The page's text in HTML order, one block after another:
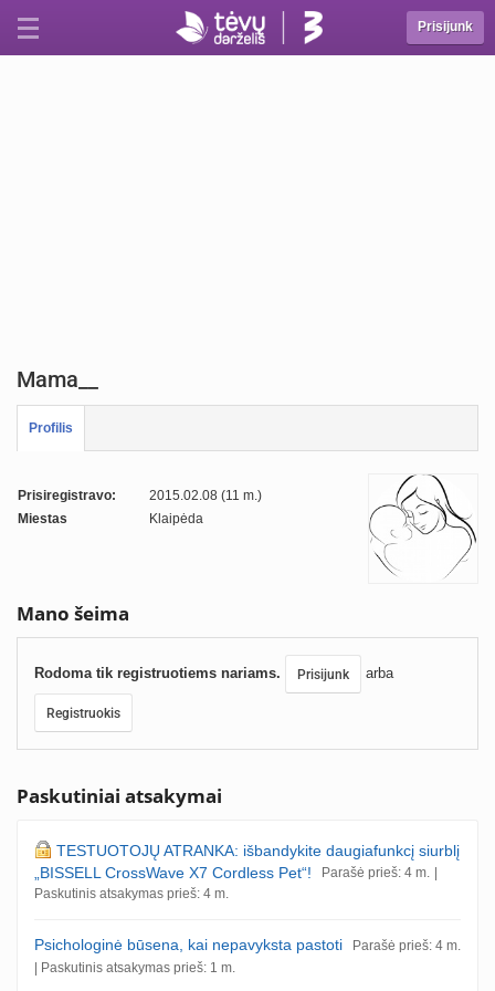
Prisijunk
Mama__
Profilis
Prisiregistravo:
2015.02.08 (11 m.)
Miestas
Klaipėda
Mano šeima
Rodoma tik registruotiems nariams. Prisijunk arba
Registruokis
Paskutiniai atsakymai
TESTUOTOJŲ ATRANKA: išbandykite daugiafunkcį siurblį
„BISSELL CrossWave X7 Cordless Pet“! Parašė prieš: 4 m.
Paskutinis atsakymas prieš: 4 m.
Psichologinė būsena, kai nepavyksta pastoti
Parašė prieš: 4 m.
| Paskutinis atsakymas prieš: 1 m.